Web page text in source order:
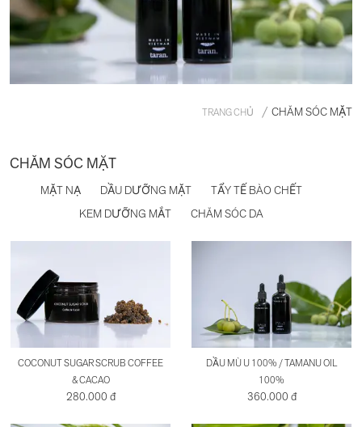
TRANG CHỦ CHĂM SÓC MẶT
CHĂM SÓC MẶT
MẶT NẠ DẦU DƯỠNG MẶT
TẨY TẾ BÀO CHẾT
KEM DƯỠNG MẮT
CHĂM SÓC DA
COCONUT SUGAR SCRUB COFFEE
& CACAO
280.000 đ
DẦU MÙ U 100% / TAMANU OIL
100%
360.000 đ